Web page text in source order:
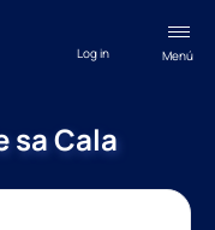
Menú
Log in
sa Cala